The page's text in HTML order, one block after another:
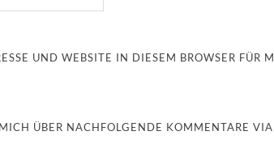
UND WEBSITE IN DIESEM BROWSER FÜR
ÜBER NACHFOLGENDE KOMMENTARE